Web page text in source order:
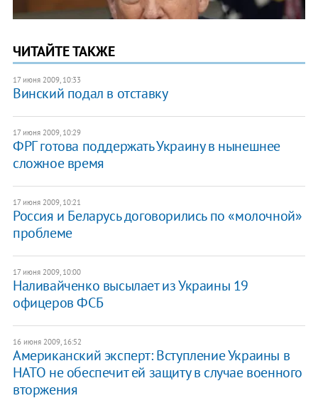
ЧИТАЙТЕ ТАКЖЕ
17 июня 2009, 10:33
Винский подал в отставку
17 июня 2009, 10:29
ФРГ готова поддержать Украину в нынешнее
сложное время
17 июня 2009, 10:21
Россия и Беларусь договорились по «молочной»
проблеме
17 июня 2009, 10:00
Наливайченко высылает из Украины 19
офицеров ФСБ
16 июня 2009, 16:52
Американский эксперт: Вступление Украины в
НАТО не обеспечит ей защиту в случае военного
вторжения